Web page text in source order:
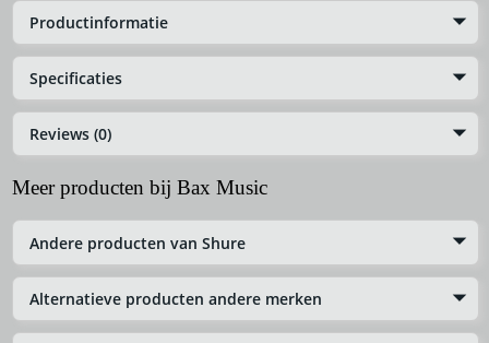
Productinformatie
Specificaties
Reviews (0)
Meer producten bij Bax Music
Andere producten van Shure
Alternatieve producten andere merken